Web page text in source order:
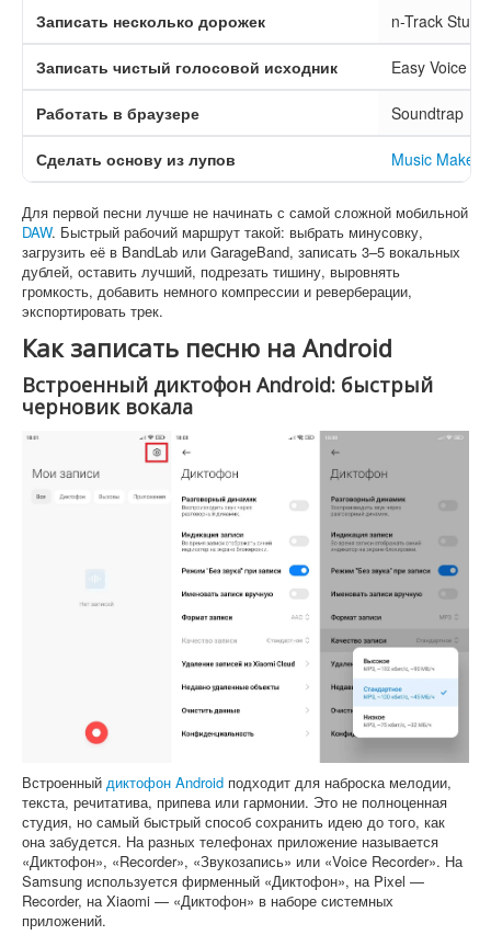
Записать несколько дорожек n-Track Studio
Записать чистый голосовой исходник Easy Voice
Работать в браузере Soundtrap
Сделать основу из лупов Music Maker
Для первой песни лучше не начинать с самой сложной мобильной
DAW. Быстрый рабочий маршрут такой: выбрать минусовку,
загрузить её в BandLab или GarageBand, записать 3–5 вокальных
дублей, оставить лучший, подрезать тишину, выровнять
громкость, добавить немного компрессии и реверберации,
экспортировать трек.
Как записать песню на Android
Встроенный диктофон Android: быстрый
черновик вокала
Встроенный диктофон Android подходит для наброска мелодии,
текста, речитатива, припева или гармонии. Это не полноценная
студия, но самый быстрый способ сохранить идею до того, как
она забудется. На разных телефонах приложение называется
«Диктофон», «Recorder», «Звукозапись» или «Voice Recorder». На
Samsung используется фирменный «Диктофон», на Pixel —
Recorder, на Xiaomi — «Диктофон» в наборе системных
приложений.